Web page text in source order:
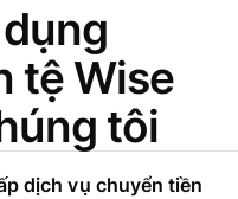
tệ Wise
tôi
dịch vụ chuyển tiền